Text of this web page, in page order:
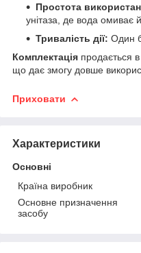
Простота
унітаза, де вода омиває
Тривалість дії: Один
Комплектація продається
що дає змогу довше
Приховати
Характеристики
Основні
Країна виробник
Основне призначення
засобу